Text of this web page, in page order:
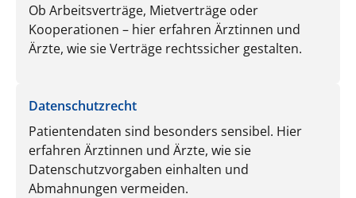
Ob Arbeitsverträge, Mietverträge oder
Kooperationen – hier erfahren Ärztinnen und
Ärzte, wie sie Verträge rechtssicher gestalten.
Datenschutzrecht
Patientendaten sind besonders sensibel. Hier
erfahren Ärztinnen und Ärzte, wie sie
Datenschutzvorgaben einhalten und
Abmahnungen vermeiden.